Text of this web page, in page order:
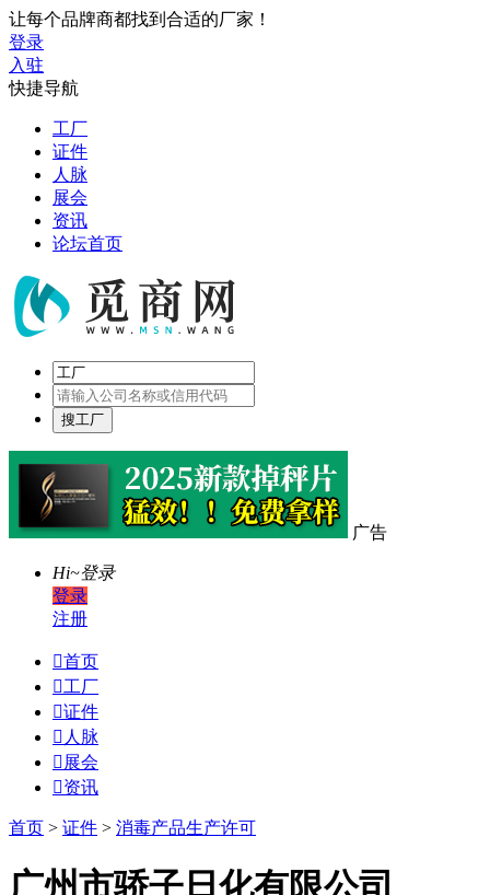
让每个品牌商都找到合适的厂家！
登录
入驻
快捷导航
工厂
证件
人脉
展会
资讯
论坛首页
广告
Hi~登录
登录
注册
首页
工厂
证件
 人脉
 展会
资讯
首页 > 证件 > 消毒产品生产许可
广州市骄子日化有限公司